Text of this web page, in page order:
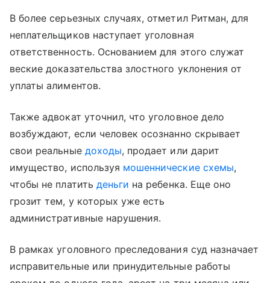
В более серьезных случаях, отметил Ритман, для
неплательщиков наступает уголовная
ответственность. Основанием для этого служат
веские доказательства злостного уклонения от
уплаты алиментов.
Также адвокат уточнил, что уголовное дело
возбуждают, если человек осознанно скрывает
свои реальные доходы, продает или дарит
имущество, используя мошеннические схемы,
чтобы не платить деньги на ребенка. Еще оно
грозит тем, у которых уже есть
административные нарушения.
В рамках уголовного преследования суд назначает
исправительные или принудительные работы